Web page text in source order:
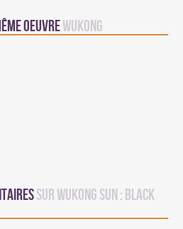
oeuvreWukong
sur Wukong Sun : Black